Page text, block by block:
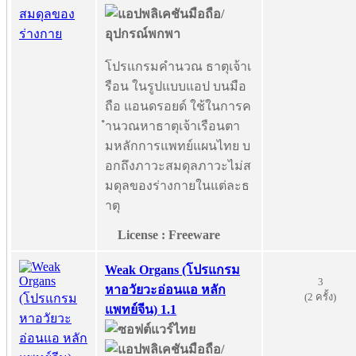
โปรแกรมคำนวณ ธาตุเจ้าเ
รือน ในรูปแบบแอป บนมือ
ถือ แอนดรอยด์ ใช้ในการค
ำนวณหาธาตุเจ้าเรือนตา
มหลักการแพทย์แผนไทย บ
อกถึงภาวะสมดุลภาวะไม่ส
มดุลของร่างกายในแต่ละธ
าตุ
License : Freeware
Weak Organs (โปรแกรม
หาอวัยวะอ่อนแอ หลัก
แพทย์จีน) 1.1
3
(2 ครั้ง)